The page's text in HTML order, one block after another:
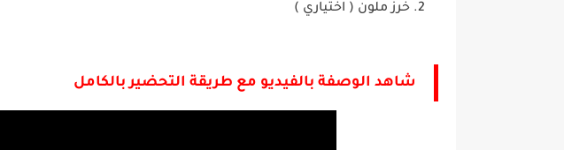
خرز ملون ( اختياري )
شاهد الوصفة بالفيديو مع طريقة التحضير بالكامل